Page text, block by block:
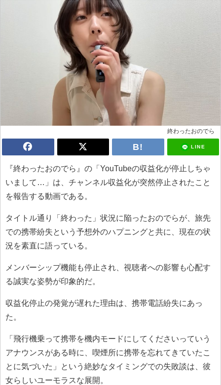
終わったおのでら
LINE
『終わったおのでら』の「YouTubeの収益化が停止しちゃ
いまして…」は、チャンネル収益化が突然停止されたこと
を報告する動画である。
タイトル通り「終わった」状況に陥ったおのでらが、旅先
での携帯紛失という予想外のハプニングと共に、現在の状
況を素直に語っている。
メンバーシップ機能も停止され、視聴者への影響も心配す
る誠実な姿勢が印象的だ。
収益化停止の発覚が遅れた理由は、携帯電話紛失にあっ
た。
「飛行機乗って携帯を機内モードにしてくださいっていう
アナウンスがある時に、喫煙所に携帯を忘れてきていたこ
とに気づいた」という絶妙なタイミングでの失敗談は、彼
女らしいユーモラスな展開。